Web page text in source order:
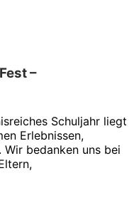
–
Schuljahr liegt
Erlebnissen,
bedanken uns bei